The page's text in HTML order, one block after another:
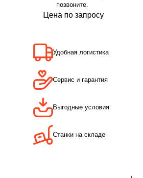
позвоните.
Цена по запросу
Удобная логистика
Сервис и гарантия
Выгодные условия
Станки на складе